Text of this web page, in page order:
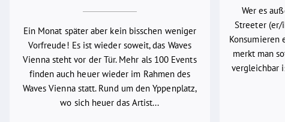
Ein Monat später aber kein bisschen weniger
Vorfreude! Es ist wieder soweit, das Waves
Vienna steht vor der Tür. Mehr als 100 Events
finden auch heuer wieder im Rahmen des
Waves Vienna statt. Rund um den Yppenplatz,
wo sich heuer das Artist...
Wer es
Streeter
Konsumieren
merkt man
vergleichbar